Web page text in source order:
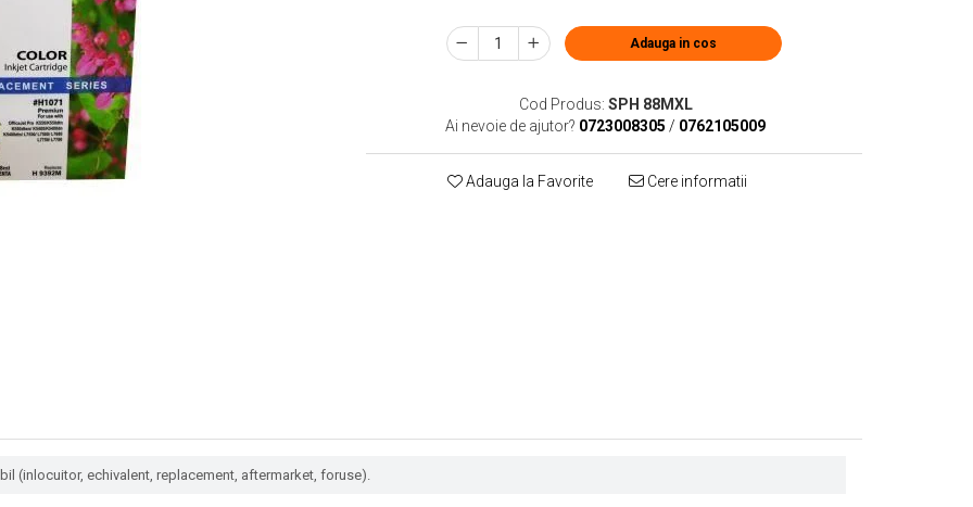
Adauga in cos
Cod Produs: SPH 88MXL
Ai nevoie de ajutor? 0723008305 / 0762105009
Adauga la Favorite Cere informatii
(inlocuitor, echivalent, replacement, aftermarket, foruse).